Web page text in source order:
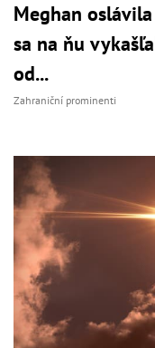
Meghan
sa na ňu
od...
Zahraniční prominenti